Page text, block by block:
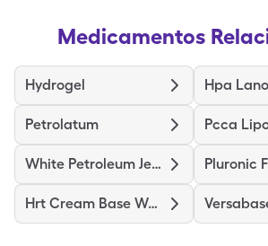
Medicamentos
Hydrogel Hpa
Petrolatum Pcca
White Petroleum Jelly Pluronic
Hrt Cream Base Women